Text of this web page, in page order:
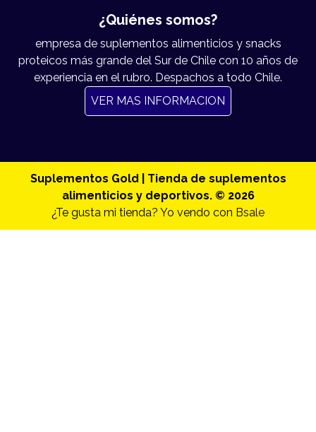
¿Quiénes somos?
empresa de suplementos alimenticios y snacks
proteicos más grande del Sur de Chile con 10 años de
experiencia en el rubro. Despachos a todo Chile.
VER MAS INFORMACION
Suplementos Gold | Tienda de suplementos
alimenticios y deportivos. © 2026
¿Te gusta mi tienda? Yo vendo con Bsale